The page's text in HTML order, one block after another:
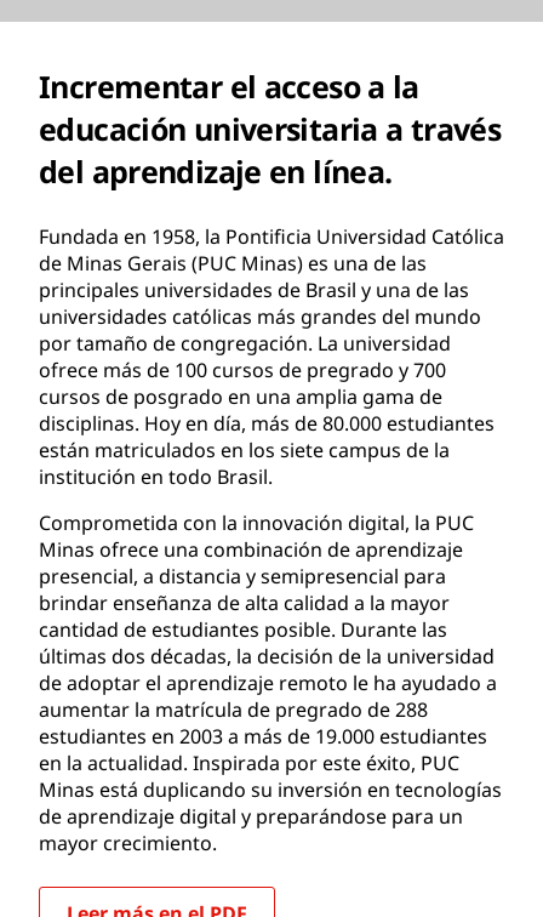
Incrementar el acceso a la
educación universitaria a través
del aprendizaje en línea.
Fundada en 1958, la Pontificia Universidad Católica
de Minas Gerais (PUC Minas) es una de las
principales universidades de Brasil y una de las
universidades católicas más grandes del mundo
por tamaño de congregación. La universidad
ofrece más de 100 cursos de pregrado y 700
cursos de posgrado en una amplia gama de
disciplinas. Hoy en día, más de 80.000 estudiantes
están matriculados en los siete campus de la
institución en todo Brasil.
Comprometida con la innovación digital, la PUC
Minas ofrece una combinación de aprendizaje
presencial, a distancia y semipresencial para
brindar enseñanza de alta calidad a la mayor
cantidad de estudiantes posible. Durante las
últimas dos décadas, la decisión de la universidad
de adoptar el aprendizaje remoto le ha ayudado a
aumentar la matrícula de pregrado de 288
estudiantes en 2003 a más de 19.000 estudiantes
en la actualidad. Inspirada por este éxito, PUC
Minas está duplicando su inversión en tecnologías
de aprendizaje digital y preparándose para un
mayor crecimiento.